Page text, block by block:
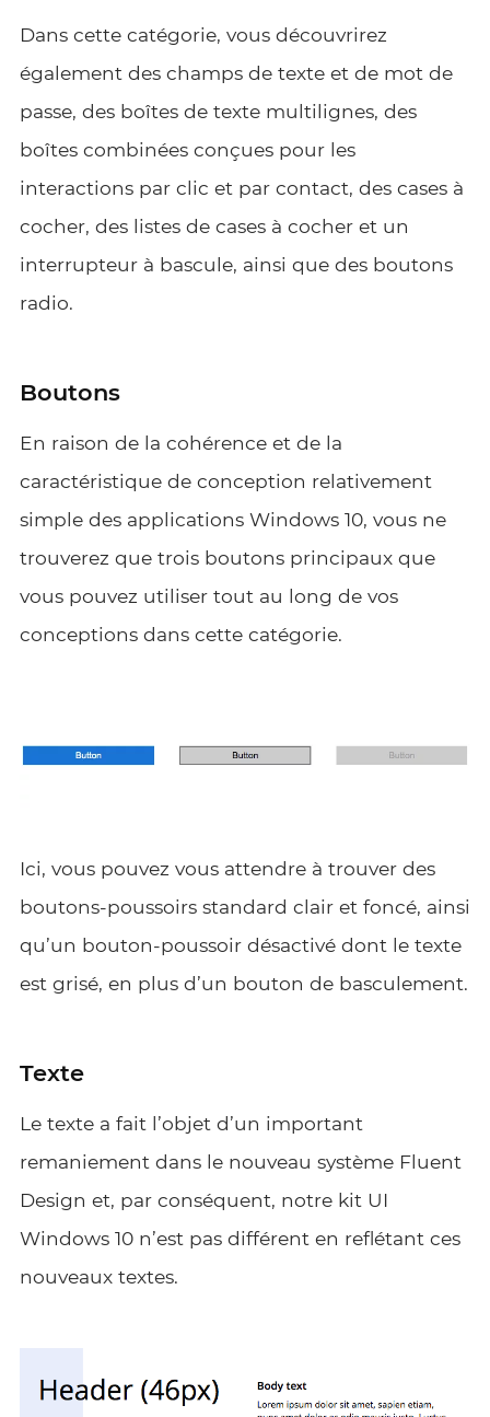
Dans cette catégorie, vous découvrirez
également des champs de texte et de mot de
passe, des boîtes de texte multilignes, des
boîtes combinées conçues pour les
interactions par clic et par contact, des cases à
cocher, des listes de cases à cocher et un
interrupteur à bascule, ainsi que des boutons
radio.
Boutons
En raison de la cohérence et de la
caractéristique de conception relativement
simple des applications Windows 10, vous ne
trouverez que trois boutons principaux que
vous pouvez utiliser tout au long de vos
conceptions dans cette catégorie.
Ici, vous pouvez vous attendre à trouver des
boutons-poussoirs standard clair et foncé, ainsi
qu’un bouton-poussoir désactivé dont le texte
est grisé, en plus d’un bouton de basculement.
Texte
Le texte a fait l’objet d’un important
remaniement dans le nouveau système Fluent
Design et, par conséquent, notre kit UI
Windows 10 n’est pas différent en reflétant ces
nouveaux textes.